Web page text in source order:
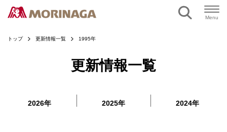
Menu
トップ 更新情報一覧 1995年
更新情報一覧
2026年 2025年 2024年